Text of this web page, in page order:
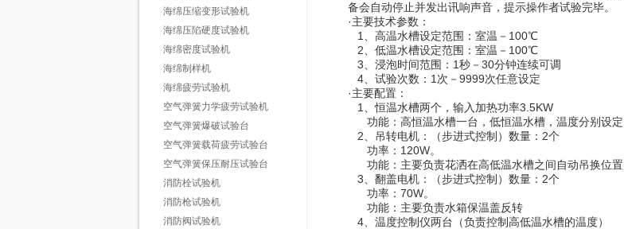
海绵压缩变形试验机
海绵压陷硬度试验机
海绵密度试验机
海绵制样机
海绵疲劳试验机
空气弹簧力学疲劳试验机
空气弹簧爆破试验台
空气弹簧载荷疲劳试验台
空气弹簧保压耐压试验台
消防栓试验机
消防枪试验机
消防阀试验机
备会自动停止并发出讯响声音，提示操作者试验完毕。
·主要技术参数：
1、高温水槽设定范围：室温－100℃
2、低温水槽设定范围：室温－100℃
3、浸泡时间范围：1秒－30分钟连续可调
4、试验次数：1次－9999次任意设定
·主要配置：
1、恒温水槽两个，输入加热功率3.5KW
功能：高恒温水槽一台，低恒温水槽，温度分别设定
2、吊转电机：（步进式控制）数量：2个
功率：120W。
功能：主要负责花洒在高低温水槽之间自动吊换位置
3、翻盖电机：（步进式控制）数量：2个
功率：70W。
功能：主要负责水箱保温盖反转
4、温度控制仪两台（负责控制高低温水槽的温度）